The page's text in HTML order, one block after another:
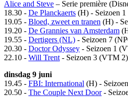
Alice and Steve – Serie première
18.30 - De Planckaerts (H) - Seizoen
19.05 - Bloed, zweet en tranen (H) -
19.20 - De Grannies van Amsterdam
19.55 - Dertigers (NL) - Seizoen 7
20.30 - Doctor Odyssey - Seizoen 1
22.10 - Will Trent - Seizoen 3 (VTM 2)
dinsdag 9 juni
19.45 - FBI: International (H) -
20.50 - The Couple Next Door-